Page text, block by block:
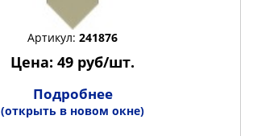
Артикул: 241876
Цена: 49 руб/шт.
Подробнее
(открыть в новом окне)